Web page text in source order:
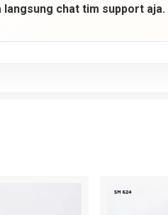
langsung chat tim support aja.